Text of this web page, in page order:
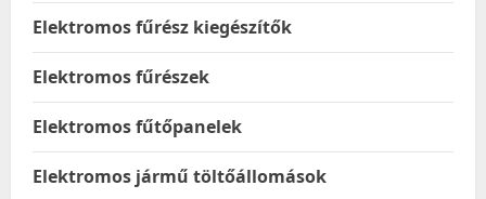
Elektromos fűrész kiegészítők
Elektromos fűrészek
Elektromos fűtőpanelek
Elektromos jármű töltőállomások